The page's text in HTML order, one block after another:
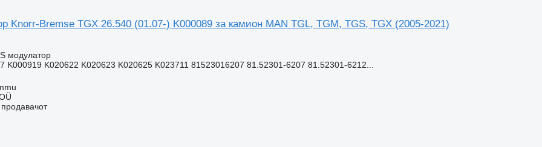
Knorr-Bremse TGX 26.540 (01.07-) K000089 за камион MAN TGL, TGM, TGS, TGX (2005-2021)
модулатор
K000919 K020622 K020623 K020625 K023711 81523016207 81.52301-6207 81.52301-6212...
продавачот